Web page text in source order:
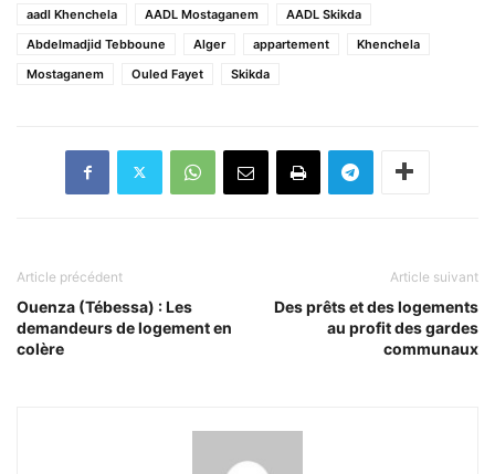
aadl Khenchela
AADL Mostaganem
AADL Skikda
Abdelmadjid Tebboune
Alger appartement
Khenchela
Mostaganem
Ouled Fayet Skikda
Article précédent
Ouenza (Tébessa) : Les
demandeurs de logement en
colère
Article suivant
Des prêts et des logements
au profit des gardes
communaux